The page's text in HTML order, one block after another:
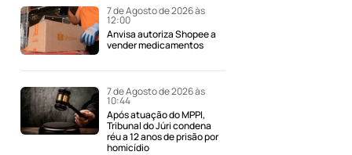
7 de Agosto de 2026 às
12:00
Anvisa autoriza Shopee a
vender medicamentos
7 de Agosto de 2026 às
10:44
Após atuação do MPPI,
Tribunal do Júri condena
réu a 12 anos de prisão por
homicídio